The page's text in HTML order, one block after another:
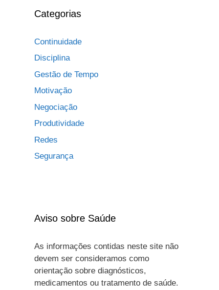
Categorias
Continuidade
Disciplina
Gestão de Tempo
Motivação
Negociação
Produtividade
Redes
Segurança
Aviso sobre Saúde
As informações contidas neste site não
devem ser consideramos como
orientação sobre diagnósticos,
medicamentos ou tratamento de saúde.